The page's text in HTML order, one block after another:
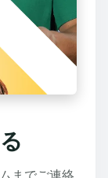
までご連絡